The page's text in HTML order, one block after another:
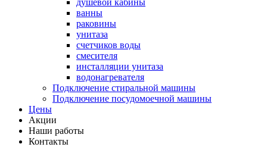
душевой кабины
ванны
раковины
унитаза
счетчиков воды
смесителя
инсталляции унитаза
водонагревателя
Подключение стиральной машины
Подключение посудомоечной машины
Цены
Акции
Наши работы
Контакты